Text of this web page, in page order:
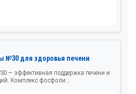
№30 для здоровья печени
— эффективная поддержка печени и
Комплекс фосфоли...